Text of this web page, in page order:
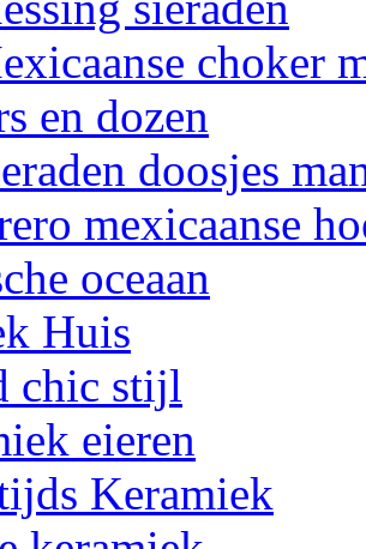
choker
en dozen
doosjes
mexicaanse
oceaan
Huis
chic stijl
eieren
Keramiek